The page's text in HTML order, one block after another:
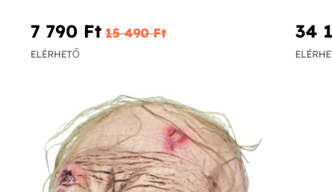
7 790 Ft‎ 15 490 Ft‎
ELÉRHETŐ
34